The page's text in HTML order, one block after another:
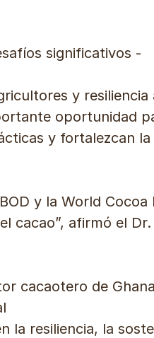
significativos -
y resiliencia
oportunidad
y fortalezcan
y la World Cocoa
cacao”, afirmó el Dr.
cacaotero de
la resiliencia, la